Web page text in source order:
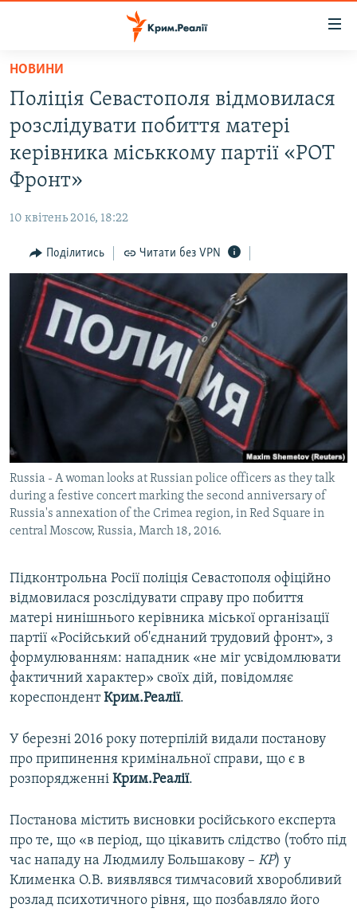
Перейти
основного
матеріалу
Перейти
до
основної
Перейти
пошуку
ВОДА.КРИМ
ВІДЕО ТА ФОТО
ПОЛІТИКА
ІНТЕРВ'Ю
ВСЕ ЗА ДЕНЬ
СПЕЦПРОЕКТИ
ДЕПОРТАЦІЯ
ВІДЕОУРОКИ «ELIFBE»
УКРАЇНСЬКА ПРОБЛЕМА КРИМУ
ЯК ОБІЙТИ БЛОКУВАННЯ
ДОЛУЧАЙСЯ!
Усі сайти RFE/RL
НОВИНИ
Поліція Севастополя відмовилася
розслідувати побиття матері
керівника міськкому партії «РОТ
Фронт»
10 квітень 2016, 18:22
Поділитись Читати без VPN
Russia - A woman looks at Russian police officers as they talk
during a festive concert marking the second anniversary of
Russia's annexation of the Crimea region, in Red Square in
central Moscow, Russia, March 18, 2016.
Підконтрольна Росії поліція Севастополя офіційно
відмовилася розслідувати справу про побиття
матері нинішнього керівника міської організації
партії «Російський об'єднаний трудовий фронт», з
формулюванням: нападник «не міг усвідомлювати
фактичний характер» своїх дій, повідомляє
кореспондентКрим.Реалії.
У березні 2016 року потерпілій видали постанову
про припинення кримінальної справи, що є в
розпорядженні Крим.Реалії.
Постанова містить висновки російського експерта
про те, що «в період, що цікавить слідство (тобто під
час нападу на Людмилу Большакову – КР) у
Клименка О.В. виявлявся тимчасовий хворобливий
розлад психотичного рівня, що позбавляло його